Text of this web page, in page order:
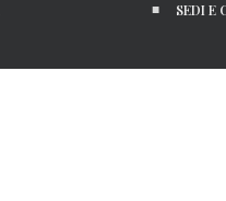
SEDI E